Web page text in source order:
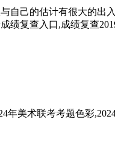
自己的估计有很大的出
绩复查入口,成绩复查
年美术联考考题色彩